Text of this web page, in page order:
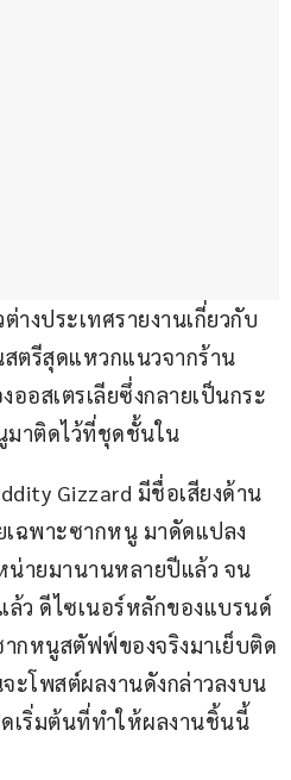
างประเทศรายงานเกี่ยวกับ
รีสุดแหวกแนวจากร้าน
อสเตรเลียซึ่งกลายเป็นกระ
มาติดไว้ที่ชุดชั้นใน
Gizzard มีชื่อเสียงด้าน
ฉพาะซากหนู มาดัดแปลง
น่ายมานานหลายปีแล้ว จน
ล้ว ดีไซเนอร์หลักของแบรนด์
ากหนูสตัฟฟ์ของจริงมาเย็บติด
ะโพสต์ผลงานดังกล่าวลงบน
เริ่มต้นที่ทำให้ผลงานชิ้นนี้